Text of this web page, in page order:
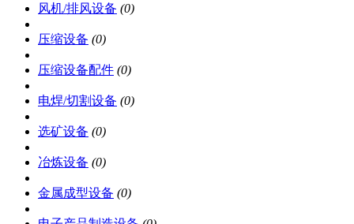
风机/排风设备 (0)
压缩设备 (0)
压缩设备配件 (0)
电焊/切割设备 (0)
选矿设备 (0)
冶炼设备 (0)
金属成型设备 (0)